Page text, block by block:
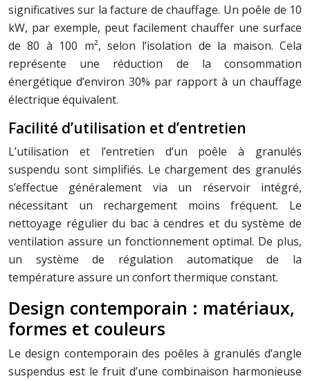
significatives sur la facture de chauffage. Un poêle de 10
kW, par exemple, peut facilement chauffer une surface
de 80 à 100 m², selon l’isolation de la maison. Cela
représente une réduction de la consommation
énergétique d’environ 30% par rapport à un chauffage
électrique équivalent.
Facilité d’utilisation et d’entretien
L’utilisation et l’entretien d’un poêle à granulés
suspendu sont simplifiés. Le chargement des granulés
s’effectue généralement via un réservoir intégré,
nécessitant un rechargement moins fréquent. Le
nettoyage régulier du bac à cendres et du système de
ventilation assure un fonctionnement optimal. De plus,
un système de régulation automatique de la
température assure un confort thermique constant.
Design contemporain : matériaux,
formes et couleurs
Le design contemporain des poêles à granulés d’angle
suspendus est le fruit d’une combinaison harmonieuse